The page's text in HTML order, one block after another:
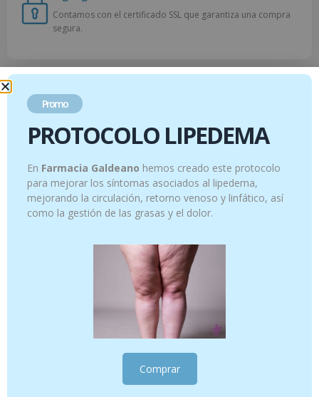
Contamos con el certificado SSL que garantiza una compra
segura.
Descripción
Descripción
@farmaciagaldeano
Ansiedad en mascotas
#farmaciagaldeano #aceitesesenciales
#aromaterapia #mascotas #ansiedad #veterinaria
#aprendeentiktok ♬ April (No Vocals) – The
Young Ebenezers
Productos relacionados
Promo
PROTOCOLO LIPEDEMA
En Farmacia Galdeano hemos creado este protocolo
para mejorar los síntomas asociados al lipedema,
mejorando la circulación, retorno venoso y linfático, así
como la gestión de las grasas y el dolor.
Comprar